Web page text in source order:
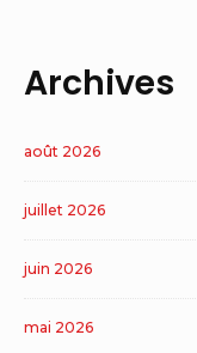
Archives
août 2026
juillet 2026
juin 2026
mai 2026